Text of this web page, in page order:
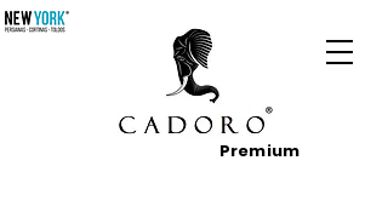
Premium